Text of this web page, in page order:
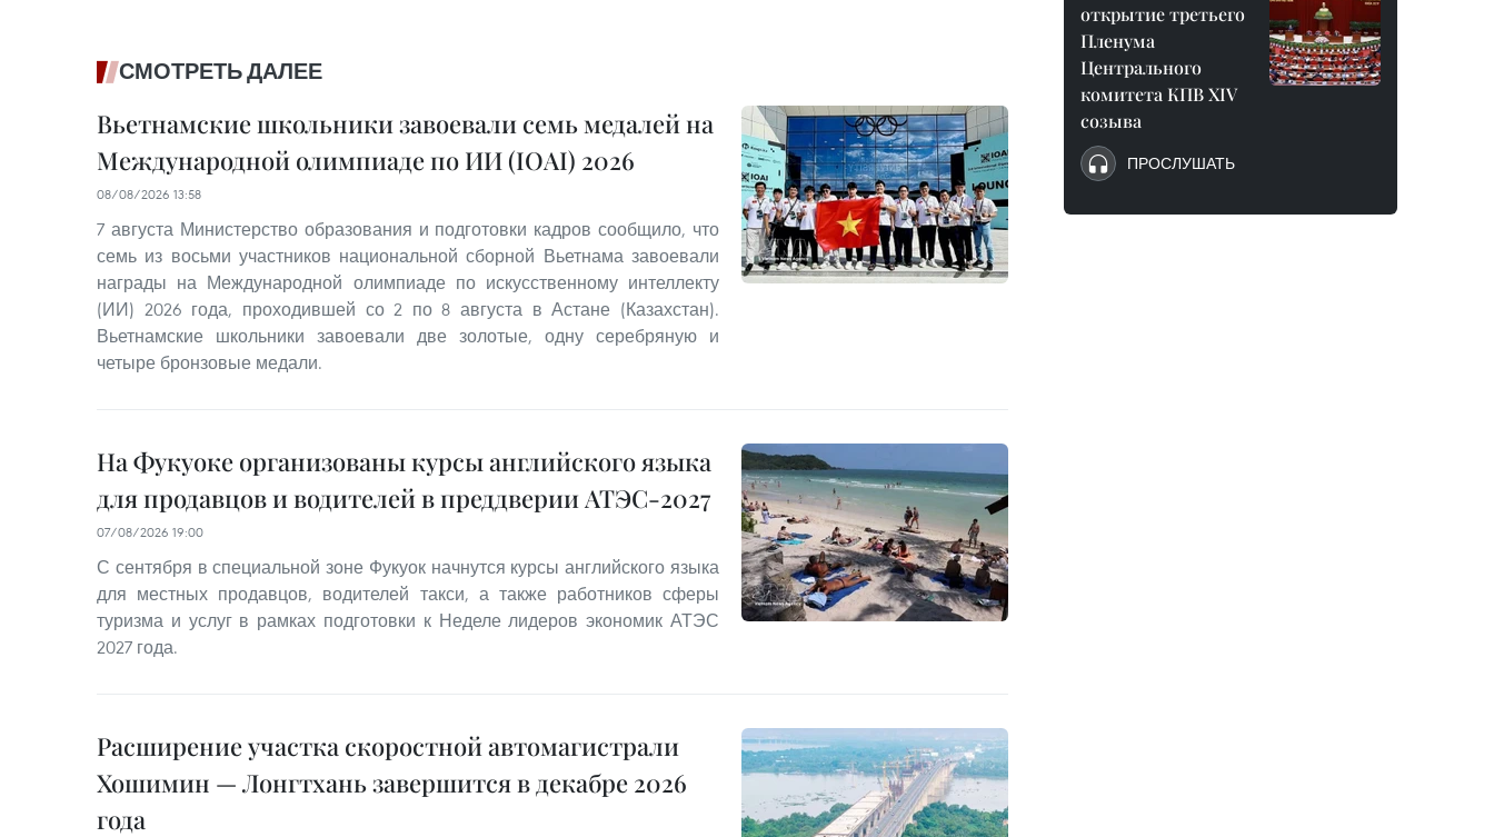
СМОТРЕТЬ ДАЛЕЕ
Вьетнамские школьники завоевали семь медалей на
Международной олимпиаде по ИИ (IOAI) 2026
08/08/2026 13:58
7 августа Министерство образования и подготовки кадров сообщило, что
семь из восьми участников национальной сборной Вьетнама завоевали
награды на Международной олимпиаде по искусственному интеллекту
(ИИ) 2026 года, проходившей со 2 по 8 августа в Астане (Казахстан).
Вьетнамские школьники завоевали две золотые, одну серебряную и
четыре бронзовые медали.
На Фукуоке организованы курсы английского языка
для продавцов и водителей в преддверии АТЭС-2027
07/08/2026 19:00
С сентября в специальной зоне Фукуок начнутся курсы английского языка
для местных продавцов, водителей такси, а также работников сферы
туризма и услуг в рамках подготовки к Неделе лидеров экономик АТЭС
2027 года.
Расширение участка скоростной автомагистрали
Хошимин — Лонгтхань завершится в декабре 2026
года
открытие третьего
Пленума
Центрального
комитета КПВ XIV
созыва
ПРОСЛУШАТЬ